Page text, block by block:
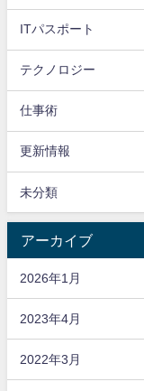
ITパスポート
テクノロジー
仕事術
更新情報
未分類
アーカイブ
2026年1月
2023年4月
2022年3月